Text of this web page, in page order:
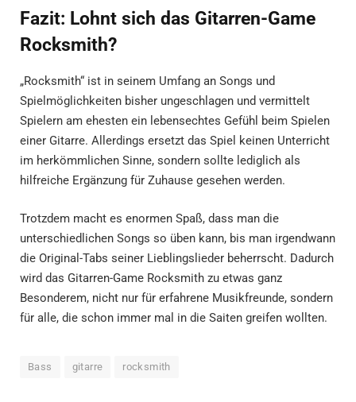
Fazit: Lohnt sich das Gitarren-Game
Rocksmith?
„Rocksmith“ ist in seinem Umfang an Songs und
Spielmöglichkeiten bisher ungeschlagen und vermittelt
Spielern am ehesten ein lebensechtes Gefühl beim Spielen
einer Gitarre. Allerdings ersetzt das Spiel keinen Unterricht
im herkömmlichen Sinne, sondern sollte lediglich als
hilfreiche Ergänzung für Zuhause gesehen werden.
Trotzdem macht es enormen Spaß, dass man die
unterschiedlichen Songs so üben kann, bis man irgendwann
die Original-Tabs seiner Lieblingslieder beherrscht. Dadurch
wird das Gitarren-Game Rocksmith zu etwas ganz
Besonderem, nicht nur für erfahrene Musikfreunde, sondern
für alle, die schon immer mal in die Saiten greifen wollten.
Bass gitarre rocksmith